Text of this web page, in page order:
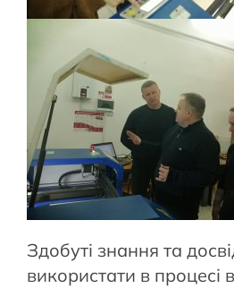
Здобуті знання та
використати в процесі